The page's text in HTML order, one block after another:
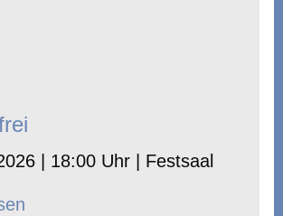
| 18:00 Uhr | Festsaal